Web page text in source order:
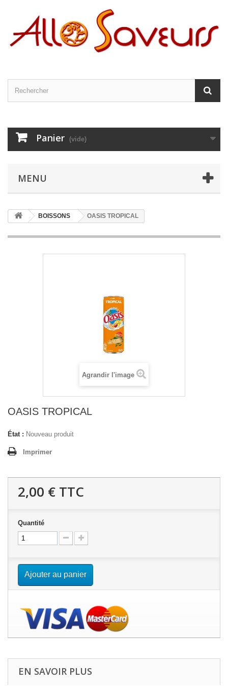
Panier (vide)
MENU
BOISSONS OASIS TROPICAL
Agrandir l'image
OASIS TROPICAL
État : Nouveau produit
Imprimer
2,00 € TTC
Quantité
Ajouter au panier
EN SAVOIR PLUS